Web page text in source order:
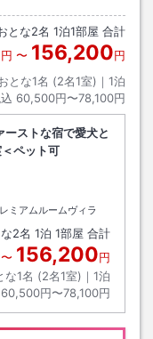
とな2名 1泊1部屋 合計
円 〜 156,200円
とな1名 (2名1室)｜ 1泊
60,500円〜78,100円
ーストな宿で愛犬と
ペット可
ミアムルームヴィラ
2名 1泊 1部屋 合計
〜 156,200円
な1名 (2名1室)｜ 1泊
60,500円〜78,100円